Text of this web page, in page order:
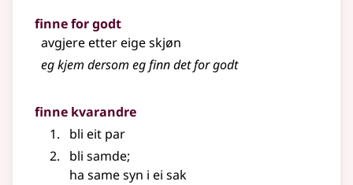
finne for godt
avgjere etter eige skjøn
eg kjem dersom eg finn det for godt
finne kvarandre
bli eit par
bli samde;
ha same syn i ei sak